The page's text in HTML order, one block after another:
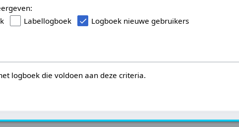
Labellogboek Logboek nieuwe gebruikers
logboek die voldoen aan deze criteria.